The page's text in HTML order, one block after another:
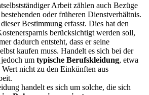
Arbeit zählen auch Bezüge
oder früheren Dienstverhältnis.
Bestimmung erfasst. Dies hat den
berücksichtigt werden soll,
dadurch entsteht, dass er seine
kaufen muss. Handelt es sich bei der
um typische Berufskleidung, etwa
nicht zu den Einkünften aus
handelt es sich um solche, die sich